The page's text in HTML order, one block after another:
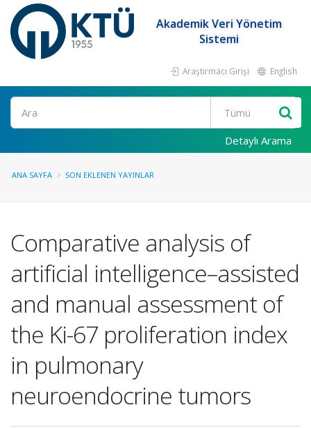
Akademik Veri Yönetim
Sistemi
Araştırmacı Girişi English
Ara
Detaylı Arama
ANA SAYFA SON EKLENEN YAYINLAR
Comparative analysis of
artificial intelligence–assisted
and manual assessment of
the Ki-67 proliferation index
in pulmonary
neuroendocrine tumors